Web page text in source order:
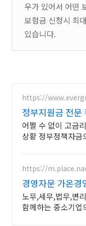
우가 있어서 어떤
보험금 신청시 최
있습니다.
https://
정부지원금 전문
정책자금 지금
어쩔 수 없이 고금
상황 정부정책자금
다 !
https://
경영자문 가온경
노무,세무,법무,변
함께하는 중소기업